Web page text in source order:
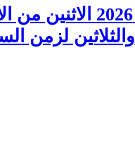
23 – 11 – 2026
والثلاثين لزمن